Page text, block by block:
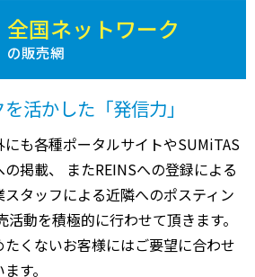
全国ネットワーク
の販売網
活かした「発信力」
も各種ポータルサイトやSUMiTAS
掲載、 またREINSへの登録による
タッフによる近隣へのポスティン
動を積極的に行わせて頂きます。
くないお客様にはご要望に合わせ
す。